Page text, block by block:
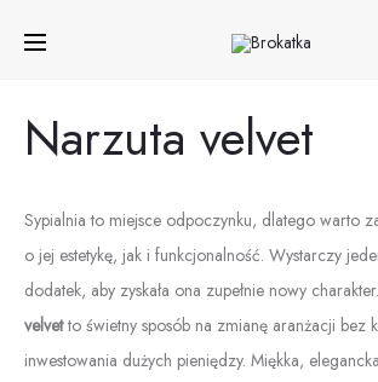
Narzuta velvet
Sypialnia to miejsce odpoczynku, dlatego warto
o jej estetykę, jak i funkcjonalność. Wystarczy
dodatek, aby zyskała ona zupełnie nowy charakter.
velvetto świetny sposób na zmianę aranżacji bez
inwestowania dużych pieniędzy. Miękka,